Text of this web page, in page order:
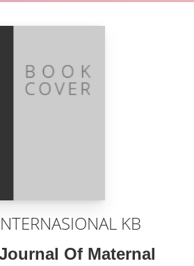
KB
Of Maternal